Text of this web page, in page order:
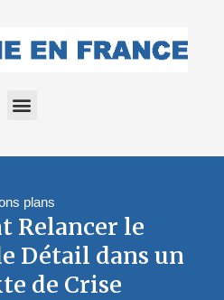
plans
Relancer le
Détail dans un
de Crise